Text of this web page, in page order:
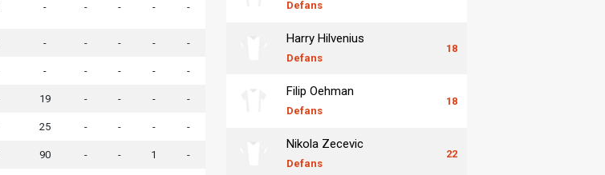
- - - - -
- - - - -
- - - - -
19 - - - -
25 - - - -
90 - - 1 -
Defans
Harry Hilvenius
Defans
18
Filip Oehman
Defans
18
Nikola Zecevic
Defans
22